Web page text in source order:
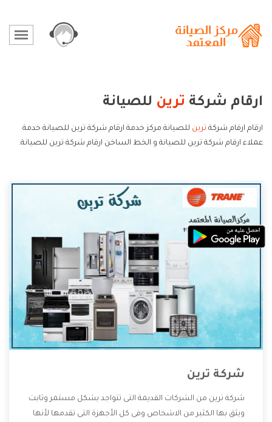
ارقام شركة ترين للصيانة
ارقام ارقام شركة ترين للصيانة مركز خدمة ارقام شركة ترين للصيانة خدمة
عملاء ارقام شركة ترين للصيانة و الخط الساخن ارقام شركة ترين للصيانة.
شركة ترين
شركة ترين من الشركات القديمة التى تتواجد بشكل مستمر وثابت
ويثق بها الكثير من الاشخاص وفى كل الأجهزة التى تقدمها لأنها